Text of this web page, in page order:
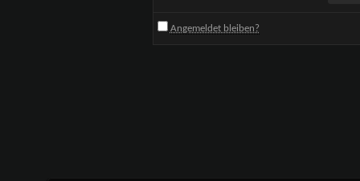
Angemeldet bleiben?